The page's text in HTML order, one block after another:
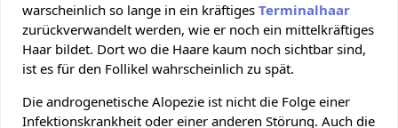
warscheinlich so lange in ein kräftiges Terminalhaar
zurückverwandelt werden, wie er noch ein mittelkräftiges
Haar bildet. Dort wo die Haare kaum noch sichtbar sind,
ist es für den Follikel wahrscheinlich zu spät.
Die androgenetische Alopezie ist nicht die Folge einer
Infektionskrankheit oder einer anderen Störung. Auch die